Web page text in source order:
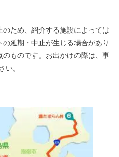
ため、紹介する施設によっては
延期・中止が生じる場合があり
ものです。お出かけの際は、事
い。